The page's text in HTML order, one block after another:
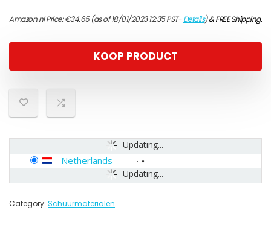
Amazon.nl Price:€34.65(as of 18/01/2023 12:35 PST-Details)&FREE Shipping.
KOOP PRODUCT
Updating...
Updating...
Netherlands -
Category: Schuurmaterialen